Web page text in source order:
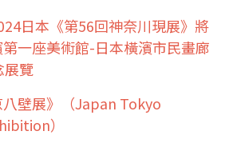
日本《第56回神奈川現展》將
一座美術館-日本橫濱市民畫廊
展覽
八壁展》（Japan Tokyo
）